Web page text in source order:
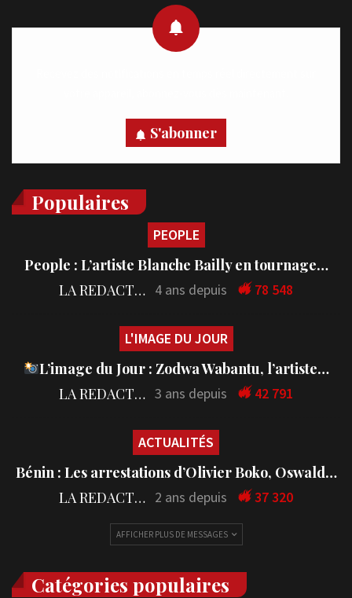
S'abonner
Populaires
PEOPLE
People : L’artiste Blanche Bailly en tournage…
LA REDACTION 4 ans depuis 78 548
L'IMAGE DU JOUR
L’image du Jour : Zodwa Wabantu, l’artiste…
LA REDACTION 3 ans depuis 42 791
ACTUALITÉS
Bénin : Les arrestations d’Olivier Boko, Oswald…
LA REDACTION 2 ans depuis 37 320
AFFICHER PLUS DE MESSAGES
Catégories populaires